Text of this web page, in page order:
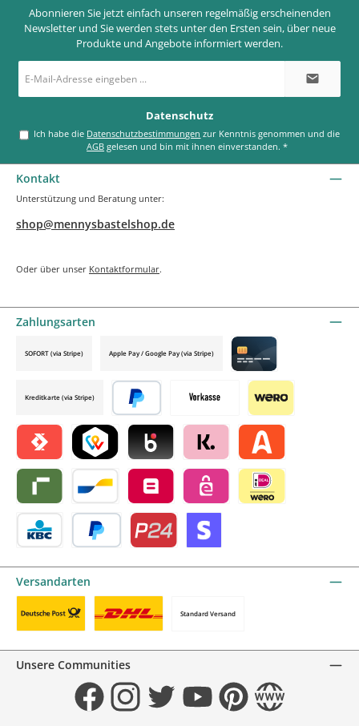
Abonnieren Sie jetzt einfach unseren regelmäßig erscheinenden
Newsletter und Sie werden stets unter den Ersten sein, über neue
Produkte und Angebote informiert werden.
Mail-
*
Datenschutz
Ich habe die Datenschutzbestimmungen
AGB gelesen und bin mit ihnen einverstanden.*
Kontakt
Unterstützung und Beratung unter:
shop@mennysbastelshop.de
Oder über unser Kontaktformular.
Zahlungsarten
Vorkasse Wero
Satispay by mollieTWINT by mollieBlik by mollieKlarna by mollieAlma by mollie
Riverty by mollieBancontact by mollie
Belfius by mollieeps by mollie
SOFORT (via Stripe) Apple Pay / Google Pay (via Stripe)
Credit card by mollie
Kreditkarte (via Stripe)
Später bezahlen
Versandarten
Standard Versand
Unsere Communities
FacebookInstagramTwitter YouTubePinterestWebsite